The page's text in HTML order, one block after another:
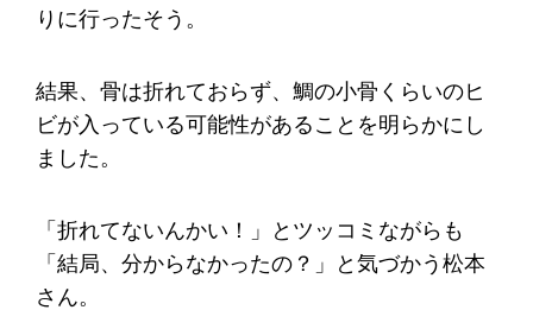
りに行ったそう。
結果、骨は折れておらず、鯛の小骨くらいのヒ
ビが入っている可能性があることを明らかにし
ました。
「折れてないんかい！」とツッコミながらも
「結局、分からなかったの？」と気づかう松本
さん。